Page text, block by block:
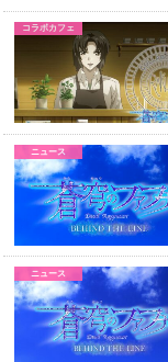
コラボカフェ
ニュース
ニュース